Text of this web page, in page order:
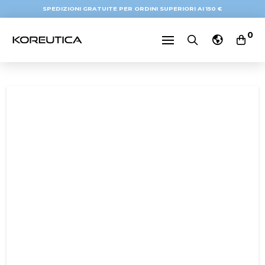
SPEDIZIONI GRATUITE PER ORDINI SUPERIORI AI 150 €
0